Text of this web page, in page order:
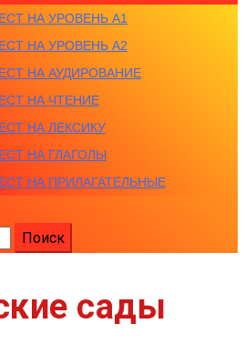
НА УРОВЕНЬ A1
НА УРОВЕНЬ A2
НА АУДИРОВАНИЕ
НА ЧТЕНИЕ
НА ЛЕКСИКУ
НА ГЛАГОЛЫ
НА ПРИЛАГАТЕЛЬНЫЕ
сады